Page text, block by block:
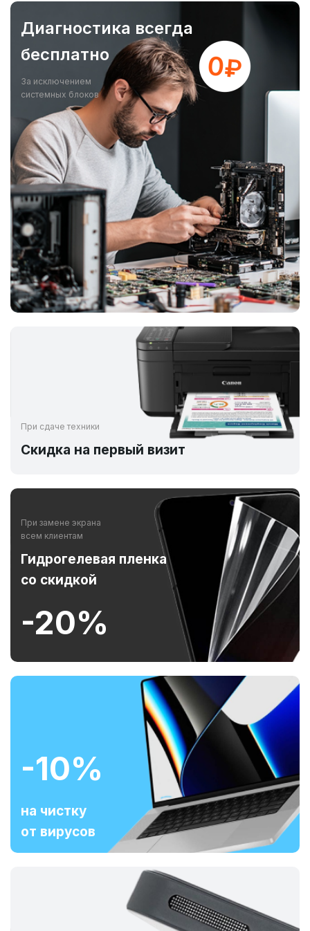
Диагностика всегда
бесплатно
За исключением
системных блоков
При сдаче техники
Скидка на первый визит
При замене экрана
всем клиентам
Гидрогелевая пленка
со скидкой
-20%
-10%
на чистку
от вирусов